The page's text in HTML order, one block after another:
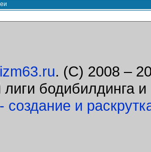
. (C) 2008 –
бодибилдинга
создание и